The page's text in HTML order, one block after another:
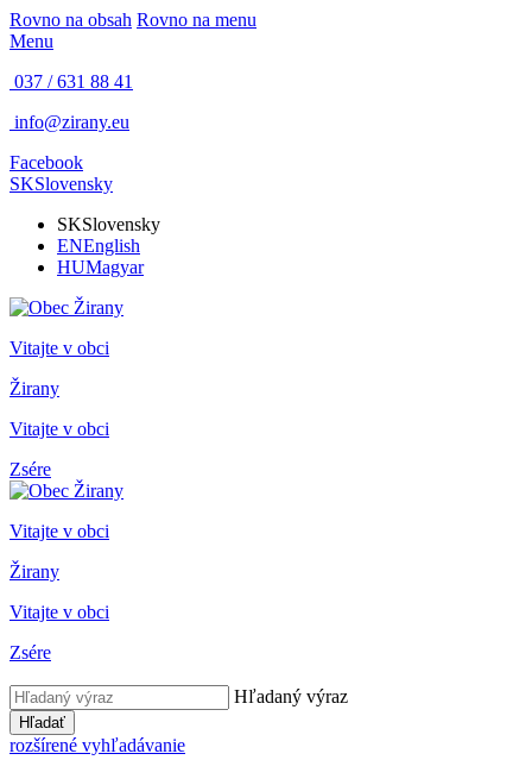
Rovno na obsah Rovno na menu
Menu
037 / 631 88 41
info@zirany.eu
Facebook
SKSlovensky
SKSlovensky
ENEnglish
HUMagyar
Vitajte v obci
Žirany
Vitajte v obci
Zsére
Vitajte v obci
Žirany
Vitajte v obci
Zsére
Hľadaný výraz
Hľadať
rozšírené vyhľadávanie